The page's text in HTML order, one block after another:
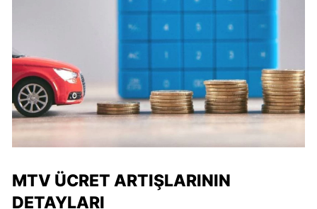
MTV ÜCRET ARTIŞLARININ
DETAYLARI